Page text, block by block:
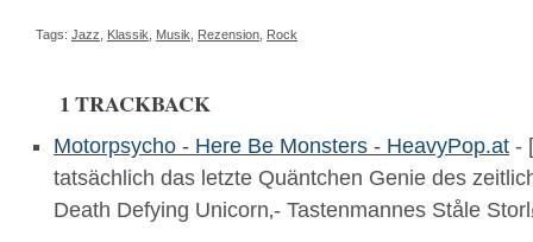
Tags: Jazz Klassik Musik Rezension Rock
1 TRACKBACK
Motorpsycho - Here Be Monsters - HeavyPop.at -
tatsächlich das letzte Quäntchen Genie des
Death Defying Unicorn‚- Tastenmannes Ståle